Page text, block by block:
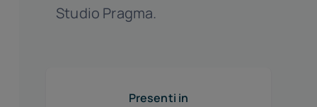
Studio Pragma.
Presenti in